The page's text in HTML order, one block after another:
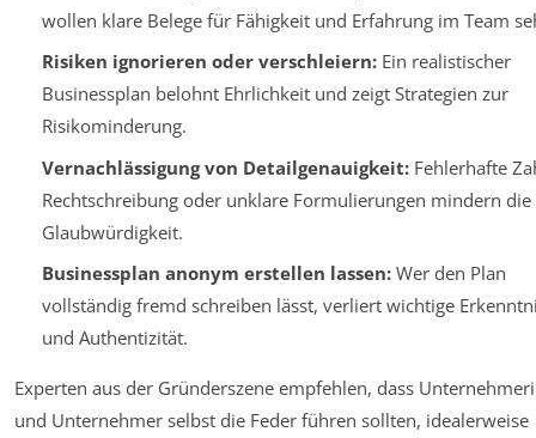
wollen klare Belege für Fähigkeit und Erfahrung im Team
Risiken ignorieren oder verschleiern:Ein realistischer
Businessplan belohnt Ehrlichkeit und zeigt Strategien zur
Risikominderung.
Vernachlässigung von Detailgenauigkeit:Fehlerhafte
Rechtschreibung oder unklare Formulierungen mindern die
Glaubwürdigkeit.
Businessplan anonym erstellen lassen:Wer den Plan
vollständig fremd schreiben lässt, verliert wichtige
und Authentizität.
Experten aus der Gründerszene empfehlen, dass
und Unternehmer selbst die Feder führen sollten, idealerweise